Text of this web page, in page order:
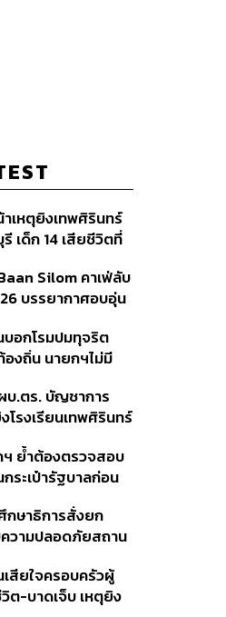
เหตุยิงเทพศิรินทร์
เด็ก 14 เสียชีวิตที่
ต 5 ราย เจ็บ 22
Silom คาเฟ่ลับ
บรรยากาศอบอุ่น
อกโรมปมทุจริต
งถิ่น นายกฯไม่มี
าลงโทษ
บ.ตร. บัญชาการ
โรงเรียนเทพศิรินทร์
ไร้คนติดค้าง พบศพ
บ้านพักผู้ก่อเหตุ
ฯ ย้ำต้องตรวจสอบ
กระเป๋ารัฐบาลก่อน
หรือปรับเกณฑ์
ยันเงินคงคลัง
กษาธิการสั่งยก
วามปลอดภัยสถาน
อระงับพฤติกรรม
บบ หลังเหตุยิงใน
สียใจครอบครัวผู้
ต-บาดเจ็บ เหตุยิง